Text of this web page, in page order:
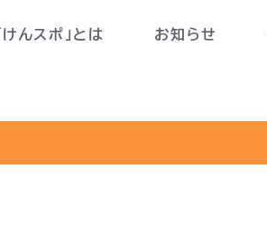
「けんスポ」とは お知らせ